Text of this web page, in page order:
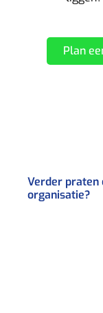
Plan
Verder praten
organisatie?